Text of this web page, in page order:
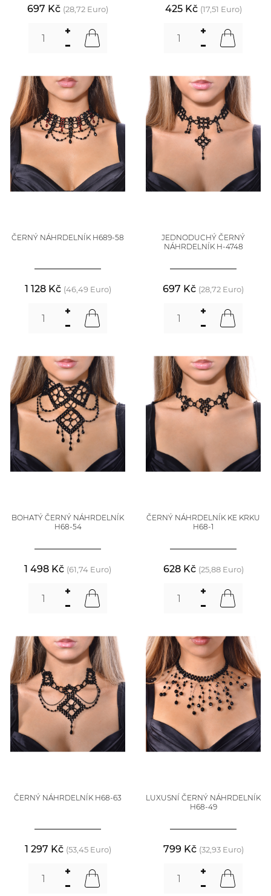
697 Kč (28,72 Euro) 425 Kč (17,51 Euro)
ČERNÝ NÁHRDELNÍK H689-58
1 128 Kč (46,49 Euro)
JEDNODUCHÝ ČERNÝ
NÁHRDELNÍK H-4748
697 Kč (28,72 Euro)
BOHATÝ ČERNÝ NÁHRDELNÍK
H68-54
1 498 Kč (61,74 Euro)
ČERNÝ NÁHRDELNÍK KE KRKU
H68-1
628 Kč (25,88 Euro)
ČERNÝ NÁHRDELNÍK H68-63
1 297 Kč (53,45 Euro)
LUXUSNÍ ČERNÝ NÁHRDELNÍK
H68-49
799 Kč (32,93 Euro)